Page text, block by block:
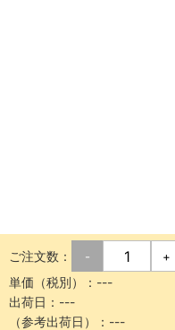
ご注文数： - +
単価（税別）： ---
出荷日： ---
（参考出荷日）： ---